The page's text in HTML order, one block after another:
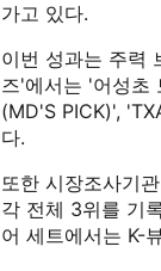
가고 있다.
이번 성과는 주력
즈'에서는 '어성초
(MD'S PICK)',
다.
또한 시장조사기
각 전체 3위를 기
어 세트에서는 K-